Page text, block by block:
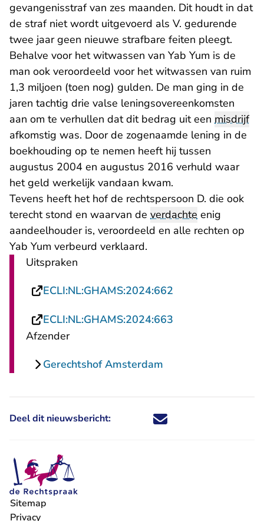
gevangenisstraf van zes maanden. Dit houdt in dat
de straf niet wordt uitgevoerd als V. gedurende
twee jaar geen nieuwe strafbare feiten pleegt.
Behalve voor het witwassen van Yab Yum is de
man ook veroordeeld voor het witwassen van ruim
1,3 miljoen (toen nog) gulden. De man ging in de
jaren tachtig drie valse leningsovereenkomsten
aan om te verhullen dat dit bedrag uit een misdrijf
afkomstig was. Door de zogenaamde lening in de
boekhouding op te nemen heeft hij tussen
augustus 2004 en augustus 2016 verhuld waar
het geld werkelijk vandaan kwam.
Tevens heeft het hof de rechtspersoon D. die ook
terecht stond en waarvan de verdachte enig
aandeelhouder is, veroordeeld en alle rechten op
Yab Yum verbeurd verklaard.
Uitspraken
ECLI:NL:GHAMS:2024:662
ECLI:NL:GHAMS:2024:663
Afzender
Gerechtshof Amsterdam
Deel dit nieuwsbericht: Deel dit nieuwsbericht via X -
Deel dit nieuwsbericht via
Deel dit nieuwsbericht
Deel dit
Sitemap
Privacy